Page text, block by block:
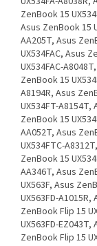
ZenBook 15
Asus ZenBook 15
AA205T, Asus
UX534FAC, Asus
UX534FAC-
ZenBook 15
A8194R, Asus
UX534FT-A8154T,
ZenBook 15
AA052T, Asus
UX534FTC-
ZenBook 15
AA346T, Asus
UX563F, Asus
UX563FD-
ZenBook Flip 15
UX563FD-
ZenBook Flip 15